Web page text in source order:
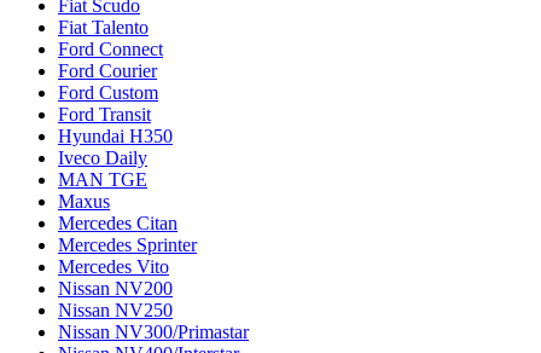
Fiat Scudo
Fiat Talento
Ford Connect
Ford Courier
Ford Custom
Ford Transit
Hyundai H350
Iveco Daily
MAN TGE
Maxus
Mercedes Citan
Mercedes Sprinter
Mercedes Vito
Nissan NV200
Nissan NV250
Nissan NV300/Primastar